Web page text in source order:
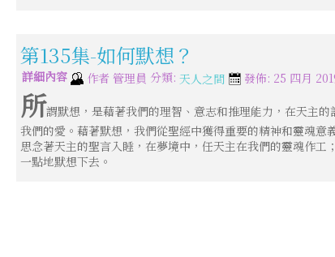
第135集-如何默想？
詳細內容 作者 管理員 分類: 天人之間 發佈: 25 四月
所謂默想，是藉著我們的理智、意志和推理能力，在天主
我們的愛。藉著默想，我們從聖經中獲得重要的精神和靈魂意
思念著天主的聖言入睡，在夢境中，任天主在我們的靈魂作工
一點地默想下去。